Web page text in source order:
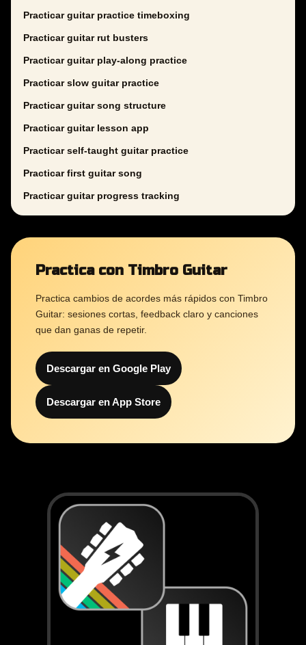
Practicar guitar practice timeboxing
Practicar guitar rut busters
Practicar guitar play-along practice
Practicar slow guitar practice
Practicar guitar song structure
Practicar guitar lesson app
Practicar self-taught guitar practice
Practicar first guitar song
Practicar guitar progress tracking
Practica con Timbro Guitar
Practica cambios de acordes más rápidos con Timbro
Guitar: sesiones cortas, feedback claro y canciones
que dan ganas de repetir.
Descargar en Google Play
Descargar en App Store